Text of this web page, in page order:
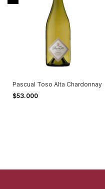
Pascual Toso Alta Chardonnay
$53.000